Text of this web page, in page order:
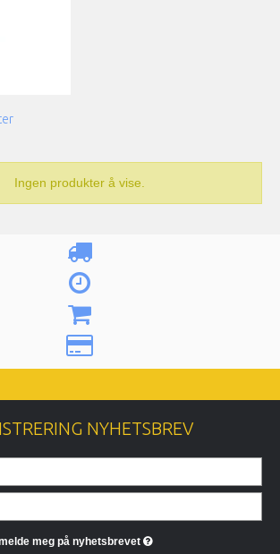
Ingen produkter å vise.
NYHETSBREV
meg på nyhetsbrevet